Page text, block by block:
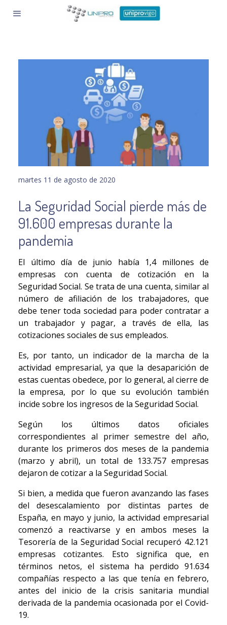
martes 11 de agosto de 2020
La Seguridad Social pierde más de
91.600 empresas durante la
pandemia
El último día de junio había 1,4 millones de
empresas con cuenta de cotización en la
Seguridad Social. Se trata de una cuenta, similar al
número de afiliación de los trabajadores, que
debe tener toda sociedad para poder contratar a
un trabajador y pagar, a través de ella, las
cotizaciones sociales de sus empleados.
Es, por tanto, un indicador de la marcha de la
actividad empresarial, ya que la desaparición de
estas cuentas obedece, por lo general, al cierre de
la empresa, por lo que su evolución también
incide sobre los ingresos de la Seguridad Social.
Según los últimos datos oficiales
correspondientes al primer semestre del año,
durante los primeros dos meses de la pandemia
(marzo y abril), un total de 133.757 empresas
dejaron de cotizar a la Seguridad Social.
Si bien, a medida que fueron avanzando las fases
del desescalamiento por distintas partes de
España, en mayo y junio, la actividad empresarial
comenzó a reactivarse y en ambos meses la
Tesorería de la Seguridad Social recuperó 42.121
empresas cotizantes. Esto significa que, en
términos netos, el sistema ha perdido 91.634
compañías respecto a las que tenía en febrero,
antes del inicio de la crisis sanitaria mundial
derivada de la pandemia ocasionada por el Covid-
19.